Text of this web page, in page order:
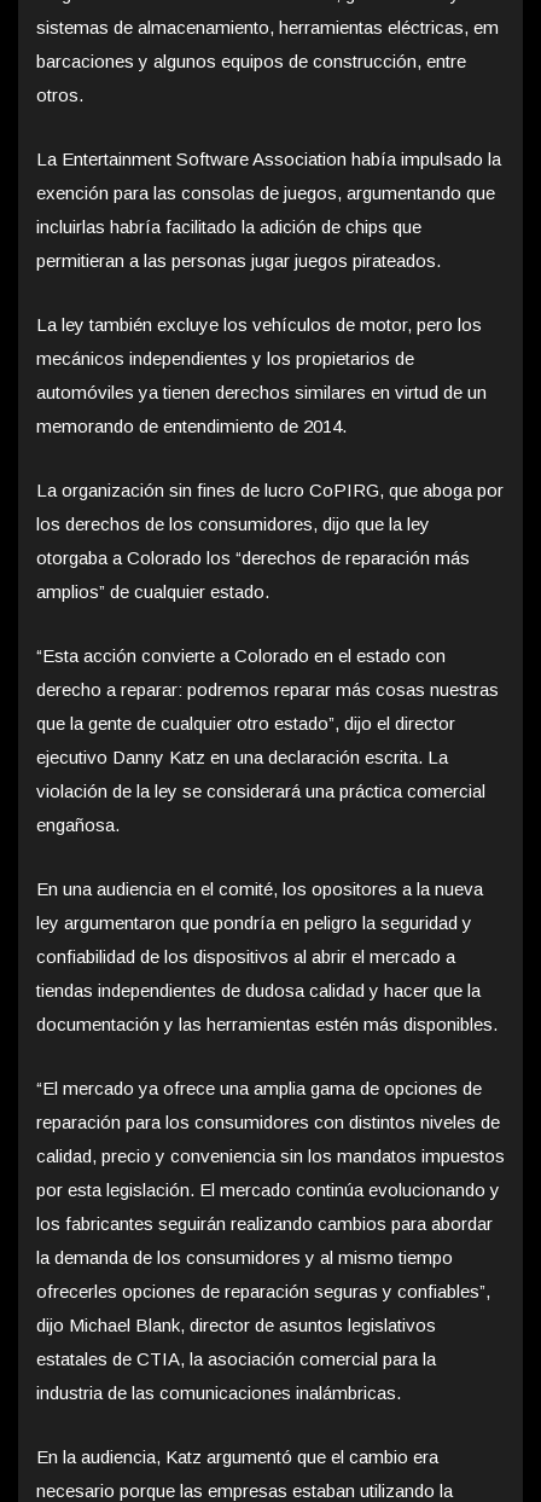
sistemas de almacenamiento, herramientas eléctricas, em
barcaciones y algunos equipos de construcción, entre
otros.
La Entertainment Software Association había impulsado la
exención para las consolas de juegos, argumentando que
incluirlas habría facilitado la adición de chips que
permitieran a las personas jugar juegos pirateados.
La ley también excluye los vehículos de motor, pero los
mecánicos independientes y los propietarios de
automóviles ya tienen derechos similares en virtud de un
memorando de entendimiento de 2014.
La organización sin fines de lucro CoPIRG, que aboga por
los derechos de los consumidores, dijo que la ley
otorgaba a Colorado los “derechos de reparación más
amplios” de cualquier estado.
“Esta acción convierte a Colorado en el estado con
derecho a reparar: podremos reparar más cosas nuestras
que la gente de cualquier otro estado”, dijo el director
ejecutivo Danny Katz en una declaración escrita. La
violación de la ley se considerará una práctica comercial
engañosa.
En una audiencia en el comité, los opositores a la nueva
ley argumentaron que pondría en peligro la seguridad y
confiabilidad de los dispositivos al abrir el mercado a
tiendas independientes de dudosa calidad y hacer que la
documentación y las herramientas estén más disponibles.
“El mercado ya ofrece una amplia gama de opciones de
reparación para los consumidores con distintos niveles de
calidad, precio y conveniencia sin los mandatos impuestos
por esta legislación. El mercado continúa evolucionando y
los fabricantes seguirán realizando cambios para abordar
la demanda de los consumidores y al mismo tiempo
ofrecerles opciones de reparación seguras y confiables”,
dijo Michael Blank, director de asuntos legislativos
estatales de CTIA, la asociación comercial para la
industria de las comunicaciones inalámbricas.
En la audiencia, Katz argumentó que el cambio era
necesario porque las empresas estaban utilizando la